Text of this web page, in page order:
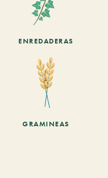
ENREDADERAS
GRAMINEAS